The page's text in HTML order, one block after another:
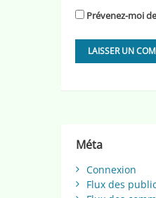
Prévenez-moi
Méta
Connexion
Flux des